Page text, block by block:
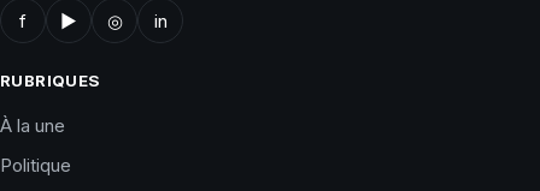
f ▶ ◎ in
RUBRIQUES
À la une
Politique